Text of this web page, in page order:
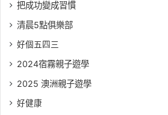
把成功變成習慣
清晨5點俱樂部
好個五四三
2024宿霧親子遊學
2025 澳洲親子遊學
好健康